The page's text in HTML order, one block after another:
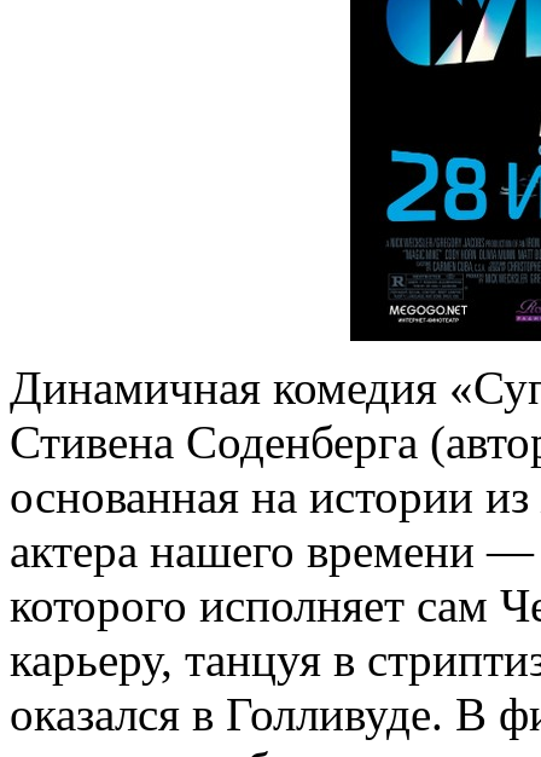
Динамичная комедия
Стивена Соденберга
основанная на истории
актера нашего времени
которого исполняет сам
карьеру, танцуя в
оказался в Голливуде. В